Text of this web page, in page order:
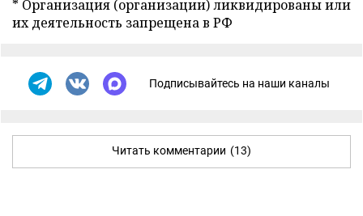
* Организация (организации) ликвидированы или
их деятельность запрещена в РФ
Подписывайтесь на наши каналы
Читать комментарии (13)